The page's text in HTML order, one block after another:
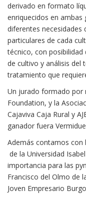
derivado en formato
enriquecidos en ambas
diferentes necesidades
particulares de cada
técnico, con posibilidad
de cultivo y análisis del
tratamiento que
Un jurado formado por
Foundation, y la
Cajaviva Caja Rural y
ganador fuera
Además contamos con
de la Universidad
importancia para las
Francisco del Olmo de
Joven Empresario